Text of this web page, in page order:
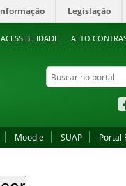
ACESSIBILIDADE ALTO
Legislação
Buscar no portal
Moodle SUAP Portal